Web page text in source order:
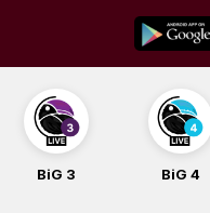
content
BiG 3 BiG 4